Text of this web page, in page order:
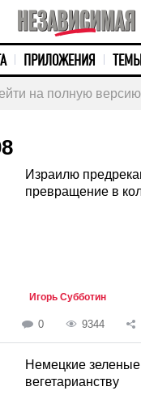
ПРИЛОЖЕНИЯ ТЕМЫ
на полную версию
Израилю
превращение в
Игорь Субботин
0 9344
Немецкие
вегетарианству